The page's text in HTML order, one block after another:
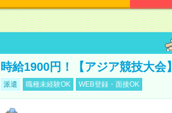
時給1900円！【アジア競技大
派遣 職種未経験OK WEB登録・面接OK